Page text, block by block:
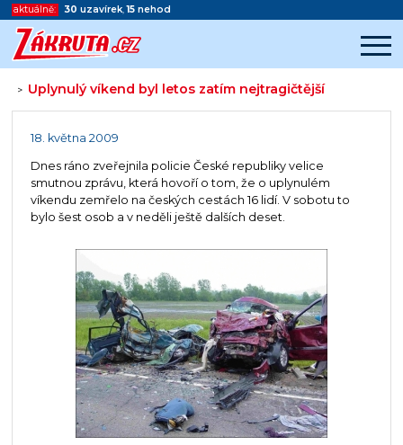
aktuálně: 30 uzavírek,15 nehod
> Uplynulý víkend byl letos zatím nejtragičtější
Začátek reklamy
18. května 2009
Dnes ráno zveřejnila policie České republiky velice
smutnou zprávu, která hovoří o tom, že o uplynulém
víkendu zemřelo na českých cestách 16 lidí. V sobotu to
bylo šest osob a v neděli ještě dalších deset.